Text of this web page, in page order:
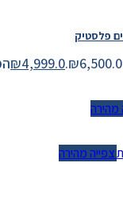
פלסטיק
₪4,999.0
צפייה מהירה